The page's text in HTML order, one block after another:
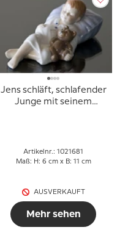
Jens schläft, schlafender
Junge mit seinem
Artikelnr.: 1021681
Maß: H: 6 cm x B: 11 cm
AUSVERKAUFT
Mehr sehen